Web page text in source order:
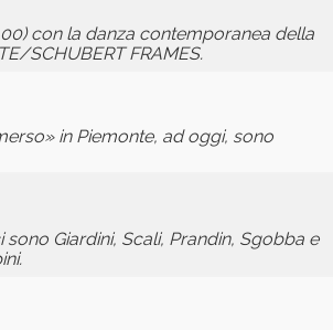
con la danza contemporanea della
SCHUBERT FRAMES.
in Piemonte, ad oggi, sono
Giardini, Scali, Prandin, Sgobba e